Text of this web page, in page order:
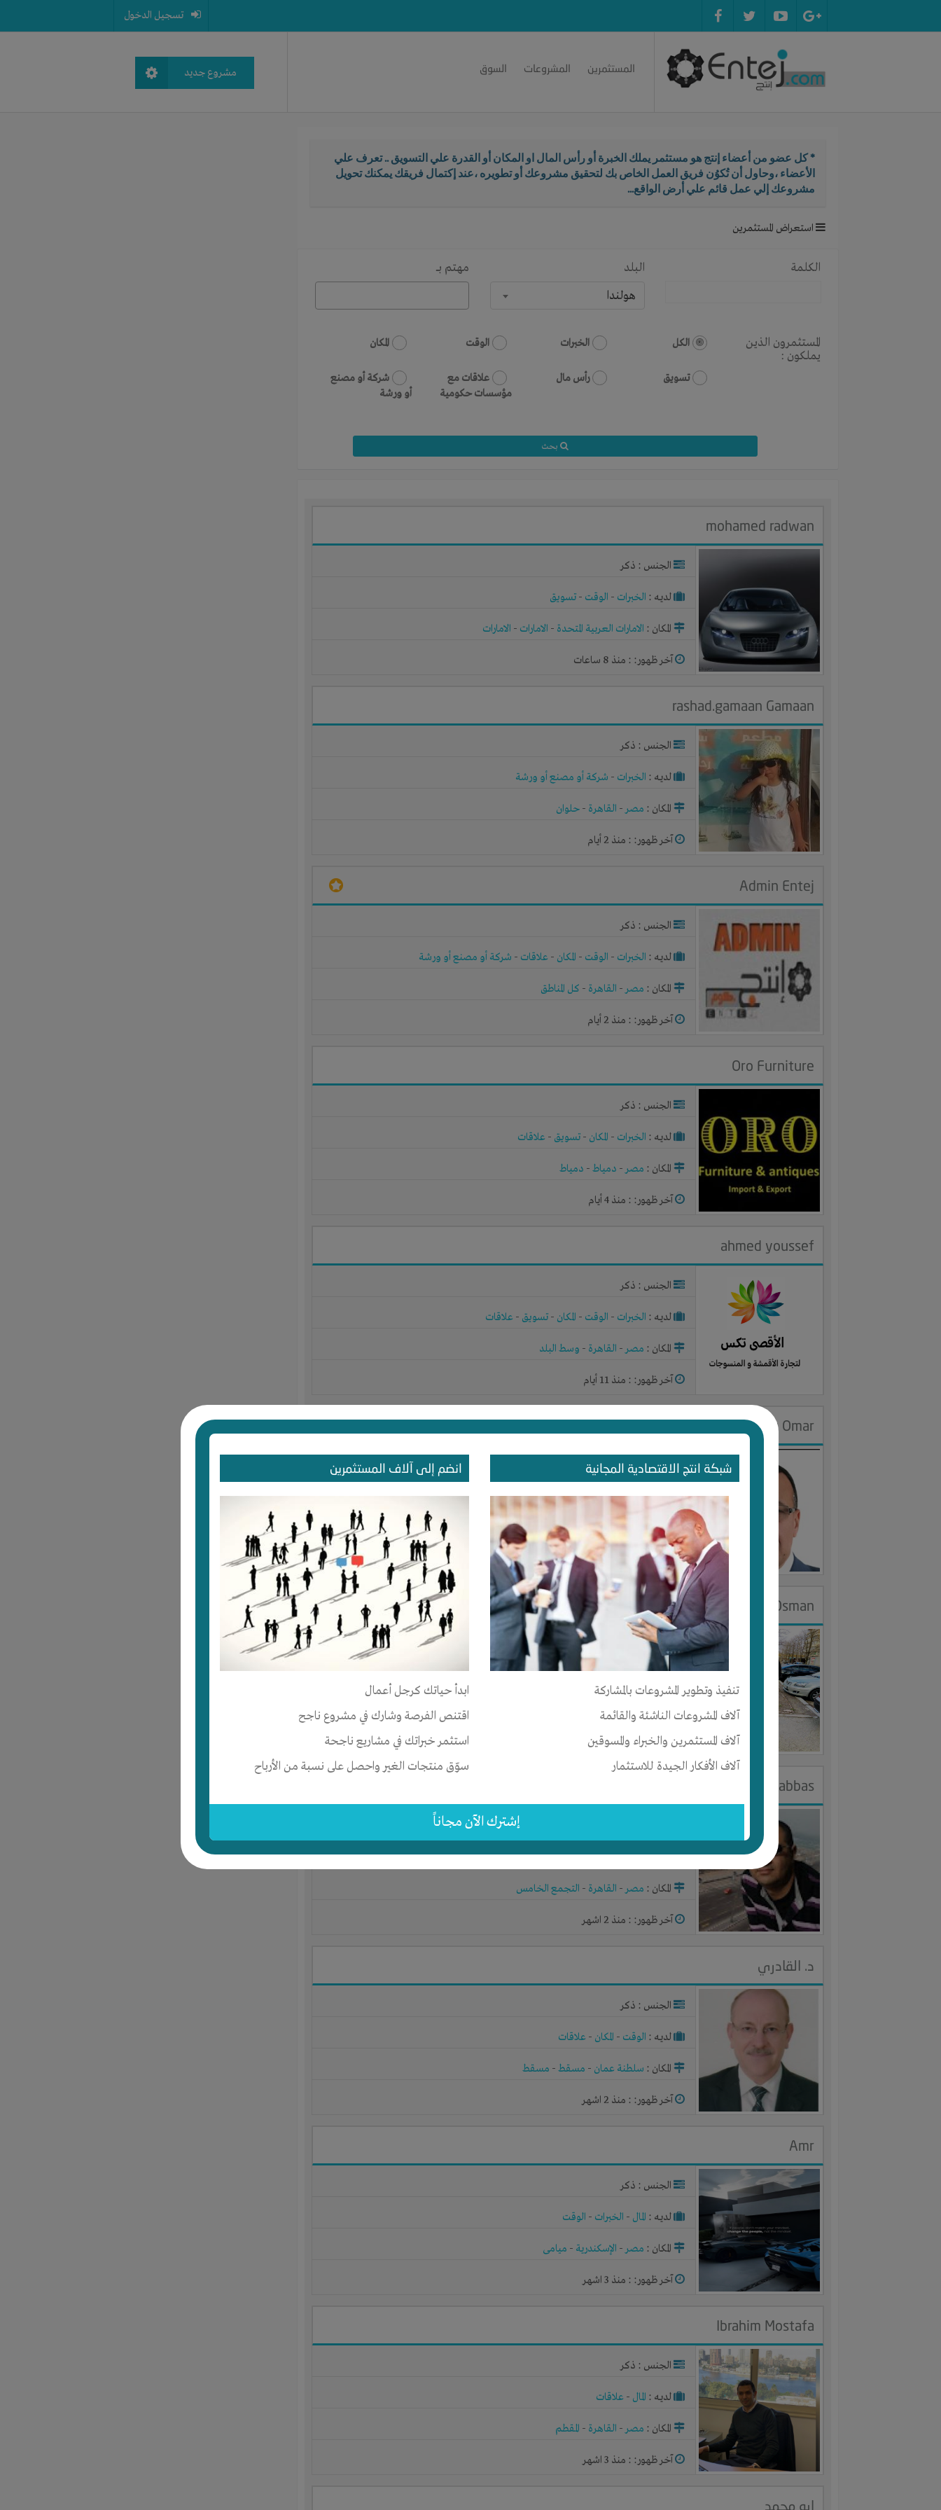
شبكة انتج الاقتصادية المجانية
تنفيذ وتطوير المشروعات بالمشاركة
آلاف المشروعات الناشئة والقائمة
آلاف المستثمرين والخبراء والمسوقين
آلاف الأفكار الجيدة للاستثمار
انضم إلى آلاف المستثمرين
ابدأ حياتك كرجل أعمال
اقتنص الفرصة وشارك في مشروع ناجح
استثمر خبراتك في مشاريع ناجحة
سوّق منتجات الغير واحصل على نسبة من الأرباح
إشترك الآن مجاناً
تسجيل الدخول
المستثمرين المشروعات السوق مشروع جديد
* كل عضو من أعضاء إنتج هو مستثمر يملك الخبرة أو رأس المال او المكان أو القدرة علي التسويق .. تعرف علي
الأعضاء ،وحاول أن تُكوُن فريق العمل الخاص بك لتحقيق مشروعك أو تطويره ،عند إكتمال فريقك يمكنك تحويل
مشروعك إلي عمل قائم علي أرض الواقع...
استعراض المستثمرين
الكلمة
البلد
هولندا
مهتم بـــ
المستثمرون الذين
يملكون :
الكل الخبرات الوقت المكان
تسويق رأس مال
علاقات مع
مؤسسات حكومية
شركة أو مصنع
أو ورشة
بحث
mohamed radwan
الجنس : ذكر
لديـه : الخبرات - الوقت - تسويق
المكان : الامارات العربية المتحدة - الامارات - الامارات
آخر ظهور: : منذ 8 ساعات
rashad.gamaan Gamaan
الجنس : ذكر
لديـه : الخبرات - شركة أو مصنع أو ورشة
المكان : مصر- القاهرة - حلوان
آخر ظهور: : منذ 2 أيام
Admin Entej
الجنس : ذكر
لديـه : الخبرات - الوقت - المكان - علاقات - شركة أو مصنع أو ورشة
المكان : مصر- القاهرة - كل المناطق
آخر ظهور: : منذ 2 أيام
Oro Furniture
الجنس : ذكر
لديـه : الخبرات - المكان - تسويق - علاقات
المكان : مصر- دمياط- دمياط
آخر ظهور: : منذ 4 أيام
ahmed youssef
الجنس : ذكر
لديـه : الخبرات - الوقت - المكان - تسويق - علاقات
المكان : مصر- القاهرة - وسط البلد
آخر ظهور: : منذ 11 أيام
Samy Omar
الجنس : ذكر
لديـه :الخبرات-علاقات
المكان : مصر-القاهرة- القاهرة
آخر ظهور: : منذ 11 أيام
DR.Eslam Osman
الجنس : ذكر
المكان : مصر -القاهرة
آخر ظهور: : منذ 2 اشهر
khaled abbas
لديـه :الوقت-شركة أو مصنع أو ورشة
المكان : مصر- القاهرة - التجمع الخامس
آخر ظهور: : منذ 2 اشهر
د. القادري
الجنس : ذكر
لديـه : الوقت - المكان - علاقات
المكان : سلطنة عمان - مسقط- مسقط
آخر ظهور: : منذ 2 اشهر
Amr
الجنس : ذكر
لديـه : المال - الخبرات - الوقت
المكان : مصر- الإسكندرية - ميامى
آخر ظهور: : منذ 3 اشهر
Ibrahim Mostafa
الجنس : ذكر
لديـه : المال - علاقات
المكان : مصر- القاهرة - المقطم
آخر ظهور: : منذ 3 اشهر
ابو محمد